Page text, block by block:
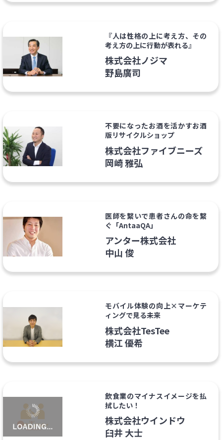
『人は性格の上に考え方、その
考え方の上に行動が表れる』
株式会社ノジマ
野島廣司
不要になったお酒を活かすお酒
版リサイクルショップ
株式会社ファイブニーズ
岡崎 雅弘
医師を繋いで患者さんの命を繋
ぐ「AntaaQA」
アンター株式会社
中山 俊
モバイル体験の向上×マーケテ
ィングで見る未来
株式会社TesTee
横江 優希
飲食業のマイナスイメージを払
拭したい！
株式会社ウインドウ
臼井 大士